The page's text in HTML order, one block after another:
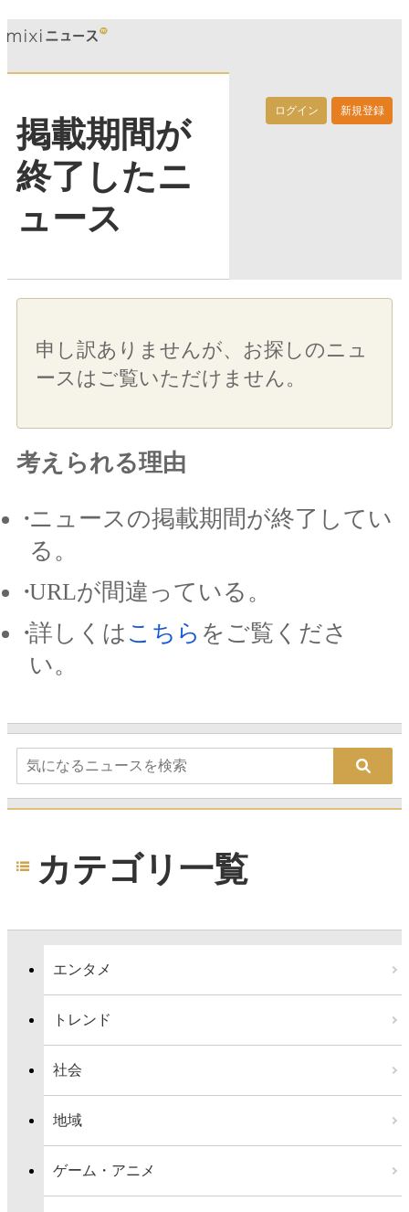
ログイン 新規登録
掲載期間が
終了したニ
ュース
申し訳ありませんが、お探しのニュ
ースはご覧いただけません。
考えられる理由
ニュースの掲載期間が終了してい
る。
URLが間違っている。
詳しくは こちら をご覧くださ
い。
カテゴリ一覧
エンタメ
トレンド
社会
地域
ゲーム・アニメ